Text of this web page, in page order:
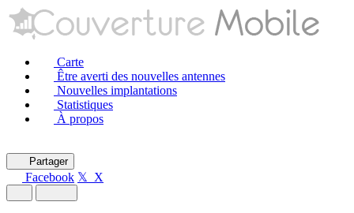
Carte
Être averti des nouvelles antennes
Nouvelles implantations
Statistiques
À propos
Partager
Facebook 𝕏 X